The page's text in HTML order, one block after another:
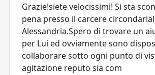
Grazie!siete velocissimi! Si sta
pena presso il carcere
Alessandria.Spero di trovare un
per Lui ed ovviamente sono
collaborare sotto ogni punto di
agitazione reputo sia com